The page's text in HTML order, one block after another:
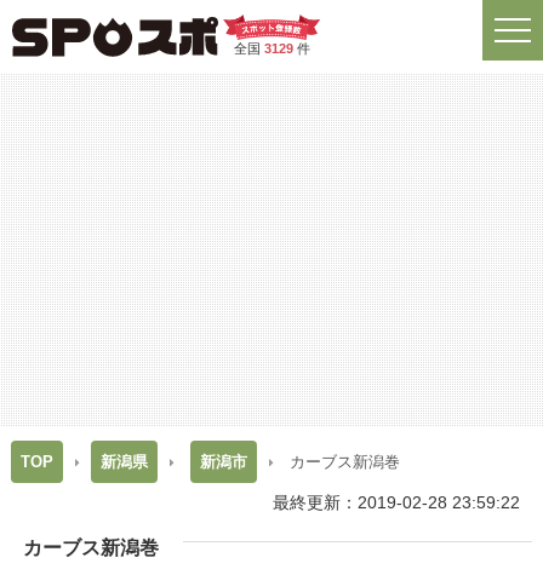
全国 3129件
TOP 新潟県 新潟市 カーブス新潟巻
最終更新：2019-02-28 23:59:22
カーブス新潟巻